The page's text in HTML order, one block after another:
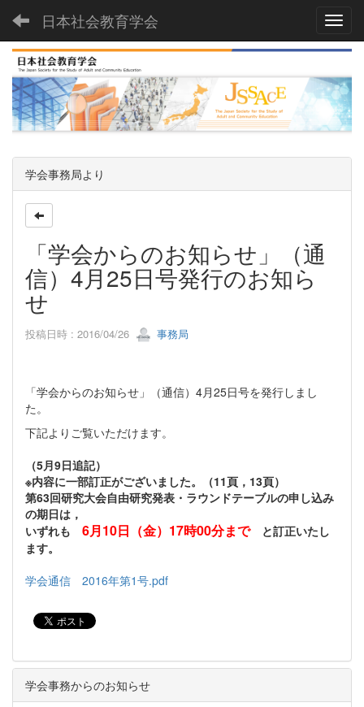
日本社会教育学会
学会事務局より
「学会からのお知らせ」（通
信）4月25日号発行のお知ら
せ
投稿日時 : 2016/04/26 事務局
「学会からのお知らせ」（通信）4月25日号を発行しまし
た。
下記よりご覧いただけます。
（5月9日追記）
※内容に一部訂正がございました。（11頁，13頁）
第63回研究大会自由研究発表・ラウンドテーブルの申し込み
の期日は，
いずれも 6月10日（金）17時00分までと訂正いたし
ます。
学会通信 2016年第1号.pdf
学会事務からのお知らせ